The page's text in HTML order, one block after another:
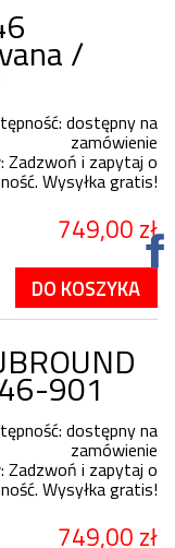
/
dostępny na
zamówienie
Zadzwoń i zapytaj o
Wysyłka gratis!
749,00 zł
DO KOSZYKA
901
dostępny na
zamówienie
Zadzwoń i zapytaj o
Wysyłka gratis!
749,00 zł